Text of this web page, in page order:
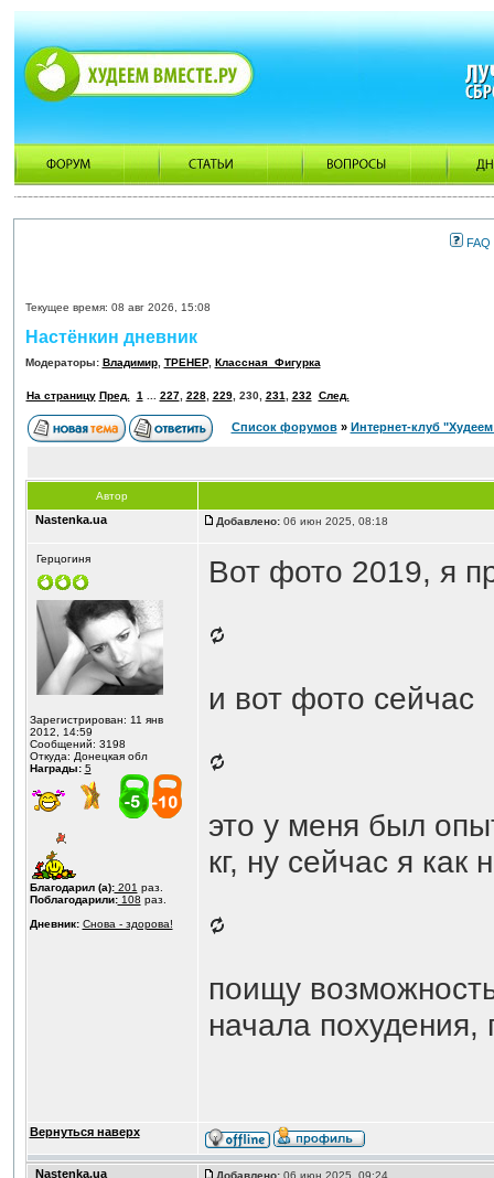
FAQ
Текущее время: 08 авг 2026, 15:08
Настёнкин дневник
Модераторы: Владимир, ТРЕНЕР, Классная_Фигурка
На страницу Пред. 1 227, 228, 229, 230, 231 232 След.
Список форумов» Интернет-клуб
Автор
Nastenka.ua Добавлено:06 июн 2025, 08:18
Герцогиня
Зарегистрирован: 11 янв
2012, 14:59
Сообщений: 3198
Откуда: Донецкая обл
Награды: 5
Благодарил (а):201 раз.
Поблагодарили:108 раз.
Дневник: Снова - здорова!
Вот фото 2019, я
и вот фото сейчас
это у меня был
кг, ну сейчас я
поищу
начала
Вернуться наверх
Nastenka.ua Добавлено:06 июн 2025, 09:24